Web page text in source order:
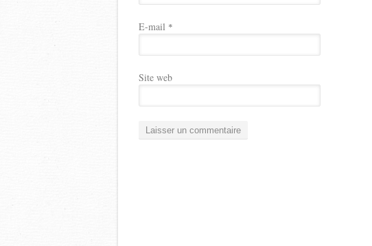
E-mail *
Site web